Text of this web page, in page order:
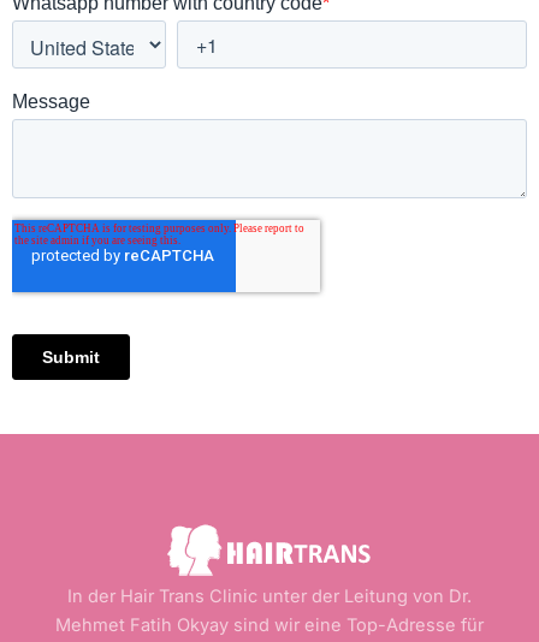
In der Hair Trans Clinic unter der Leitung von Dr.
Mehmet Fatih Okyay sind wir eine Top-Adresse für